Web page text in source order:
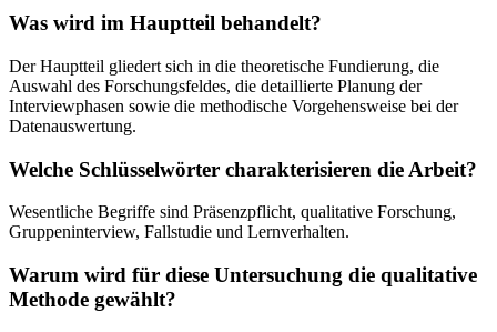
Was wird im Hauptteil behandelt?
Der Hauptteil gliedert sich in die theoretische Fundierung, die
Auswahl des Forschungsfeldes, die detaillierte Planung der
Interviewphasen sowie die methodische Vorgehensweise bei der
Datenauswertung.
Welche Schlüsselwörter charakterisieren die Arbeit?
Wesentliche Begriffe sind Präsenzpflicht, qualitative Forschung,
Gruppeninterview, Fallstudie und Lernverhalten.
Warum wird für diese Untersuchung die qualitative
Methode gewählt?